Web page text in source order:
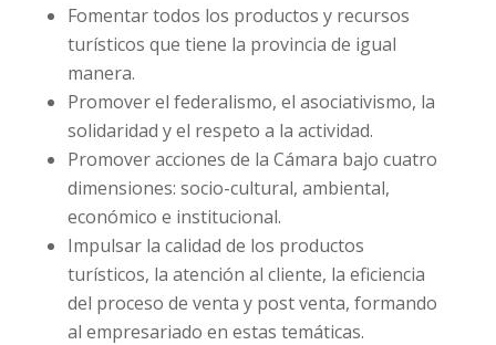
Fomentar todos los productos y recursos
turísticos que tiene la provincia de igual
manera.
Promover el federalismo, el asociativismo, la
solidaridad y el respeto a la actividad.
Promover acciones de la Cámara bajo cuatro
dimensiones: socio-cultural, ambiental,
económico e institucional.
Impulsar la calidad de los productos
turísticos, la atención al cliente, la eficiencia
del proceso de venta y post venta, formando
al empresariado en estas temáticas.